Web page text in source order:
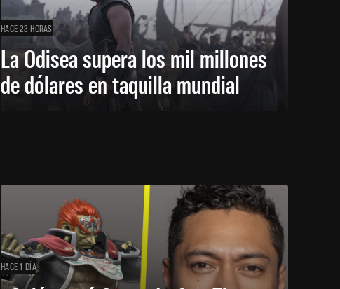
HACE 23 HORAS
La Odisea supera los mil millones
de dólares en taquilla mundial
HACE 1 DÍA